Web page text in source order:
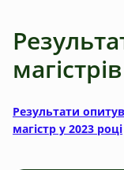
магістрів
Результати
магістр у 2023 році